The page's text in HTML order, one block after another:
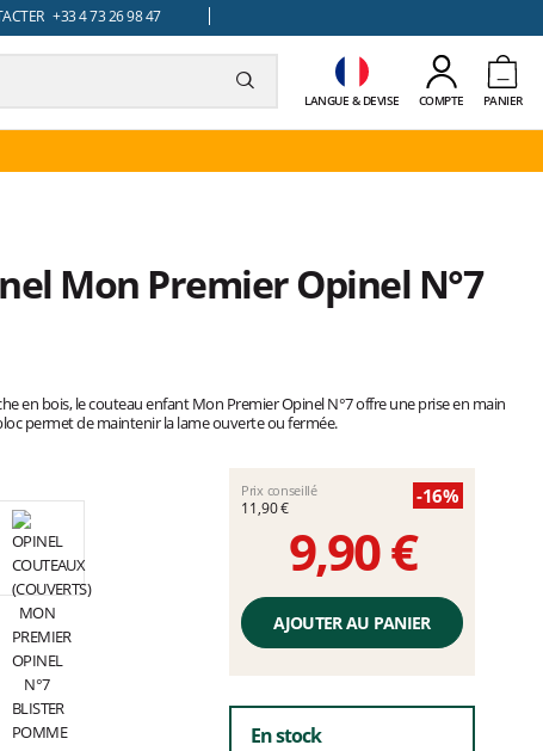
+33 4 73 26 98 47
LANGUE & DEVISE COMPTE PANIER
Mon Premier Opinel N°7
en bois, le couteau enfant Mon Premier Opinel N°7 offre une prise en main
permet de maintenir la lame ouverte ou fermée.
Prix conseillé
11,90 €
-16%
9,90 €
Prix
unitaire,
hors
frais
AJOUTER AU PANIER
En stock